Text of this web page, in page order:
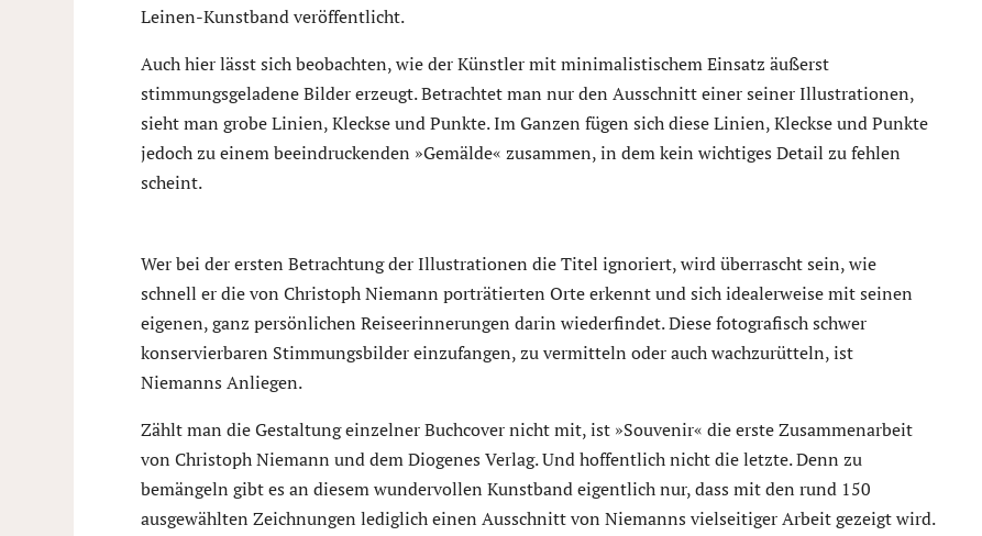
Leinen-Kunstband veröffentlicht.
Auch hier lässt sich beobachten, wie der Künstler mit minimalistischem Einsatz äußerst
stimmungsgeladene Bilder erzeugt. Betrachtet man nur den Ausschnitt einer seiner Illustrationen,
sieht man grobe Linien, Kleckse und Punkte. Im Ganzen fügen sich diese Linien, Kleckse und Punkte
jedoch zu einem beeindruckenden »Gemälde« zusammen, in dem kein wichtiges Detail zu fehlen
scheint.
Wer bei der ersten Betrachtung der Illustrationen die Titel ignoriert, wird überrascht sein, wie
schnell er die von Christoph Niemann porträtierten Orte erkennt und sich idealerweise mit seinen
eigenen, ganz persönlichen Reiseerinnerungen darin wiederfindet. Diese fotografisch schwer
konservierbaren Stimmungsbilder einzufangen, zu vermitteln oder auch wachzurütteln, ist
Niemanns Anliegen.
Zählt man die Gestaltung einzelner Buchcover nicht mit, ist »Souvenir« die erste Zusammenarbeit
von Christoph Niemann und dem Diogenes Verlag. Und hoffentlich nicht die letzte. Denn zu
bemängeln gibt es an diesem wundervollen Kunstband eigentlich nur, dass mit den rund 150
ausgewählten Zeichnungen lediglich einen Ausschnitt von Niemanns vielseitiger Arbeit gezeigt wird.